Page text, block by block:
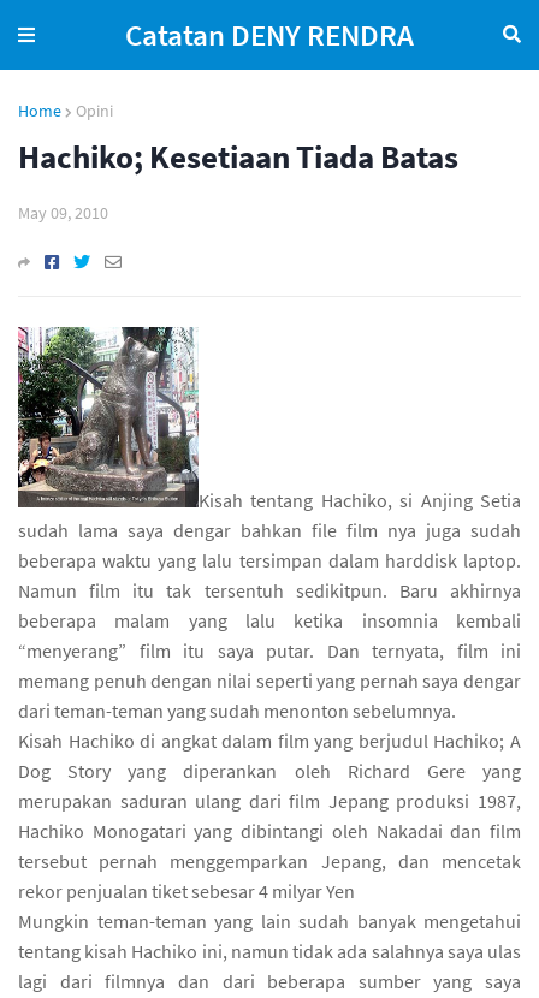
Catatan DENY RENDRA
Home Opini
Hachiko; Kesetiaan Tiada Batas
May 09, 2010
Kisah tentang Hachiko, si Anjing Setia
sudah lama saya dengar bahkan file film nya juga sudah
beberapa waktu yang lalu tersimpan dalam harddisk laptop.
Namun film itu tak tersentuh sedikitpun. Baru akhirnya
beberapa malam yang lalu ketika insomnia kembali
“menyerang” film itu saya putar. Dan ternyata, film ini
memang penuh dengan nilai seperti yang pernah saya dengar
dari teman-teman yang sudah menonton sebelumnya.
Kisah Hachiko di angkat dalam film yang berjudul Hachiko; A
Dog Storyyang diperankan oleh Richard Gere yang
merupakan saduran ulang dari film Jepang produksi 1987,
Hachiko Monogatari yang dibintangi oleh Nakadai dan film
tersebut pernah menggemparkan Jepang, dan mencetak
rekor penjualan tiket sebesar 4 milyar Yen
Mungkin teman-teman yang lain sudah banyak mengetahui
tentang kisah Hachiko ini, namun tidak ada salahnya saya ulas
lagi dari filmnya dan dari beberapa sumber yang saya